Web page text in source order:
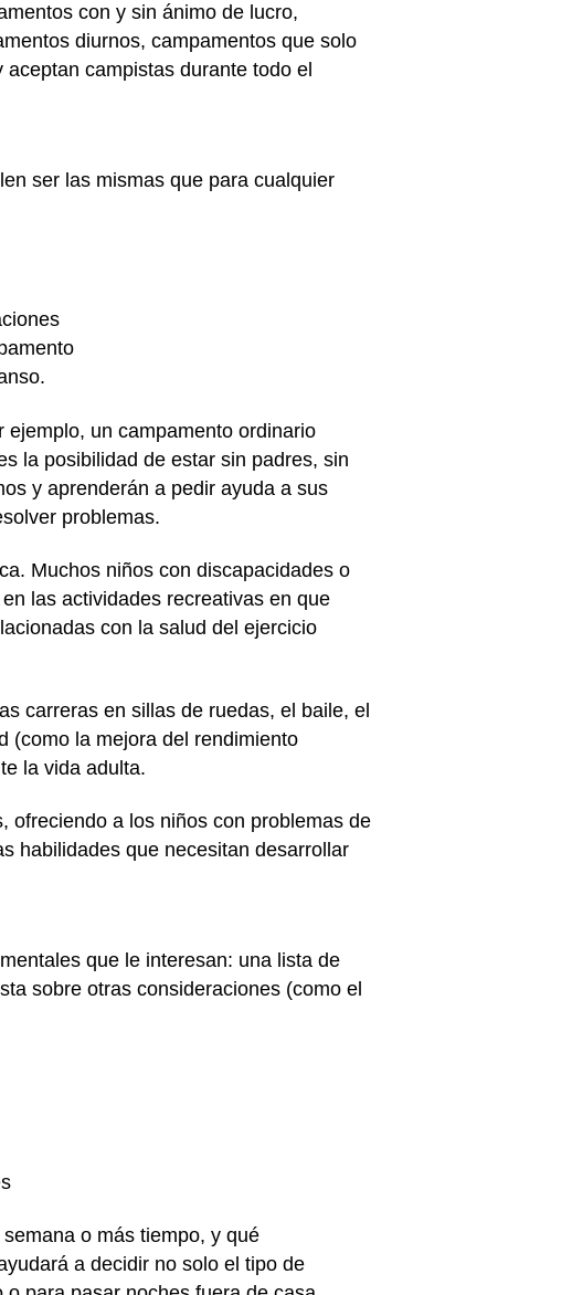
con y sin ánimo de lucro,
diurnos, campamentos que solo
campistas durante todo el
ser las mismas que para cualquier
un campamento ordinario
la posibilidad de estar sin padres, sin
y aprenderán a pedir ayuda a sus
problemas.
Muchos niños con discapacidades o
las actividades recreativas en que
con la salud del ejercicio
carreras en sillas de ruedas, el baile, el
(como la mejora del rendimiento
la vida adulta.
ofreciendo a los niños con problemas de
habilidades que necesitan desarrollar
que le interesan: una lista de
sobre otras consideraciones (como el
o más tiempo, y qué
a decidir no solo el tipo de